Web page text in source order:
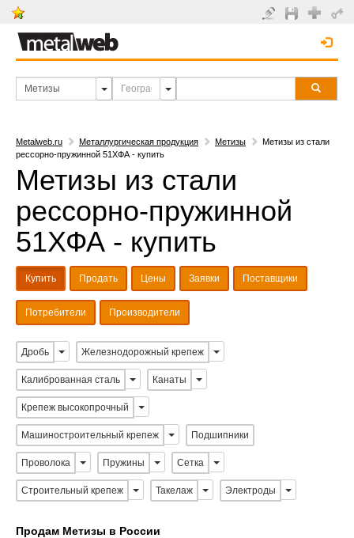
Metalweb.ru Металлургическая продукция Метизы
Метизы из стали
рессорно-пружинной 51ХФА - купить
Метизы из стали
рессорно-пружинной
51ХФА - купить
Купить Продать Цены Заявки Поставщики
Потребители Производители
Дробь Железнодорожный крепеж
Калиброванная сталь Канаты
Крепеж высокопрочный
Машиностроительный крепеж Подшипники
Проволока Пружины Сетка
Строительный крепеж Такелаж Электроды
Продам Метизы в России